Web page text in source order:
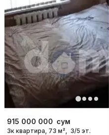
915 000 000 сум
3к квартира, 73 м², 3/5 эт.